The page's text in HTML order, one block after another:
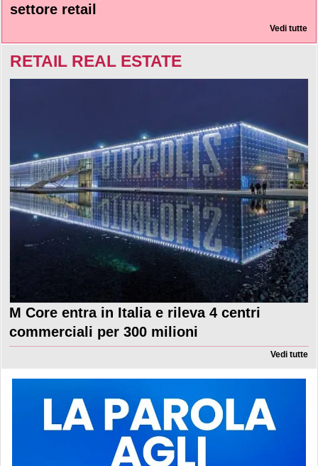
settore retail
Vedi tutte
RETAIL REAL ESTATE
M Core entra in Italia e rileva 4 centri
commerciali per 300 milioni
Vedi tutte